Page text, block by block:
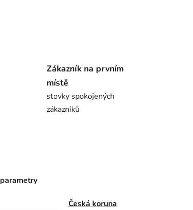
Zákazník na prvním
místě
stovky spokojených
zákazníků
Česká koruna